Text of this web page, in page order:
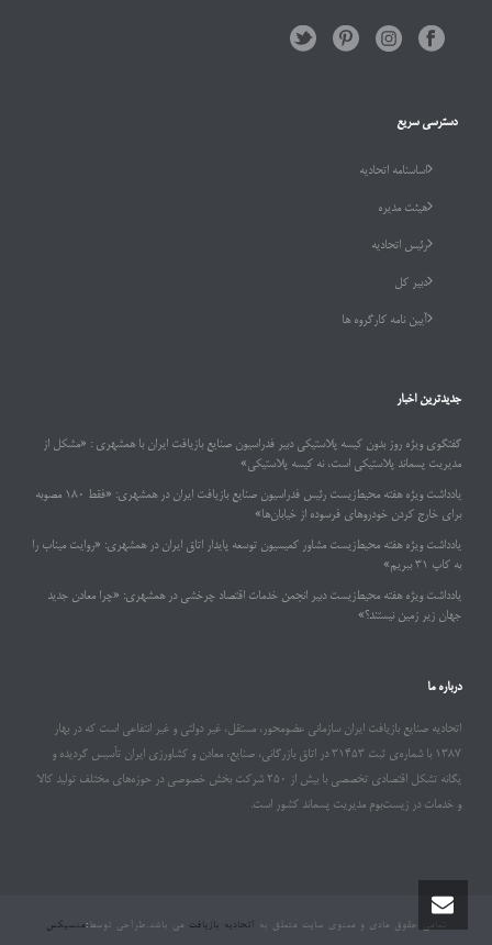
دسترسی سریع
اساسنامه اتحادیه
هیئت مدیره
رئیس اتحادیه
دبیر کل
آیین نامه کارگروه ها
جدیدترین اخبار
گفتگوی ویژه روز بدون کیسه پلاستیکی دبیر فدراسیون صنایع بازیافت ایران با همشهری : «مشکل از
مدیریت پسماند پلاستیکی است، نه کیسه پلاستیکی»
یادداشت ویژه هفته محیط‌زیست رئیس فدراسیون صنایع بازیافت ایران در همشهری: «فقط ۱۸۰ مصوبه
برای خارج کردن خودروهای فرسوده از خیابان‌ها»
یادداشت ویژه هفته محیط‌زیست مشاور کمیسیون توسعه پایدار اتاق ایران در همشهری: «روایت میناب را
به کاپ ۳۱ ببریم»
یادداشت ویژه هفته محیط‌زیست دبیر انجمن خدمات اقتصاد چرخشی در همشهری: «چرا معادن جدید
جهان زیر زمین نیستند؟»
درباره ما
اتحادیه صنایع بازیافت ایران سازمانی عضومحور، مستقل، غیر دولتی و غیر انتفاعی است که در بهار
۱۳۸۷ با شماره‌ی ثبت ۳۱۴۵۳ در اتاق بازرگانی، صنایع، معادن و کشاورزی ایران تأسیس گردیده و
یگانه تشکل اقتصادی تخصصی با بیش از ۲۵۰ شرکت بخش خصوصی در حوزه‌های مختلف تولید کالا
و خدمات در زیست‌بوم مدیریت پسماند کشور است.
تمامی حقوق مادی و معنوی سایت متعلق به اتحادیه بازیافت می باشد.طراحی توسط:منسیکس